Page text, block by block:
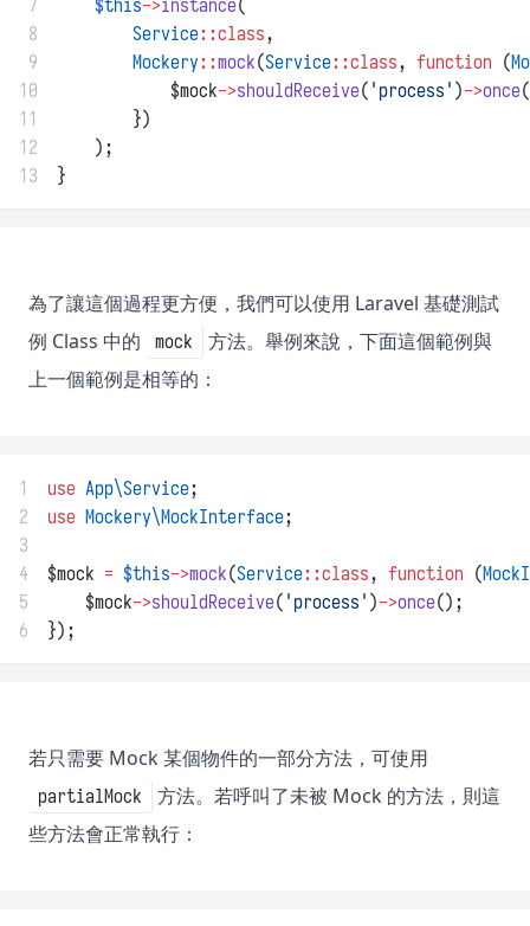
7 $this->instance(
8
Service::class,
9
Mockery::mock(Service::class, function (
10
            $mock
->shouldReceive( 'process' )->once
11
        })
12
    );
13
}
為了讓這個過程更方便，我們可以使用 Laravel 基礎測試
例 Class 中的
mock
方法。舉例來說，下面這個範例與
上一個範例是相等的：
1 use App\Service;
2
use Mockery\MockInterface;
3
4
$mock = $this->mock(Service::class, function (
5
    $mock
->shouldReceive( 'process' )->once();
6
});
若只需要 Mock 某個物件的一部分方法，可使用
partialMock
方法。若呼叫了未被 Mock 的方法，則這
些方法會正常執行：